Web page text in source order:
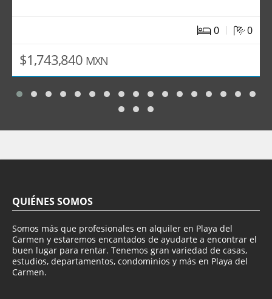
0 | 0
$1,743,840 MXN
QUIÉNES SOMOS
Somos más que profesionales en alquiler en Playa del
Carmen y estaremos encantados de ayudarte a encontrar el
buen lugar para rentar. Tenemos gran variedad de casas,
estudios, departamentos, condominios y más en Playa del
Carmen.